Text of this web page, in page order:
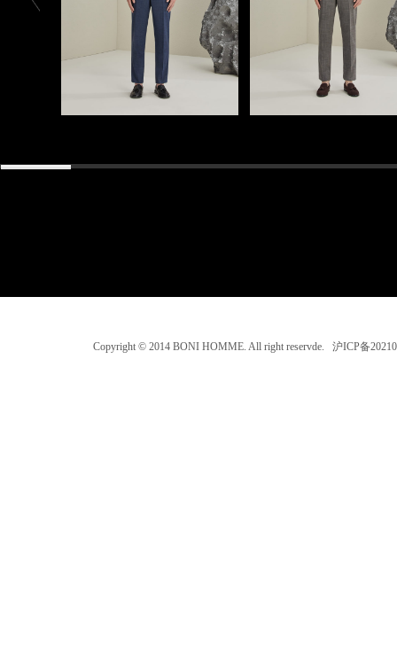
Copyright © 2014 BONI HOMME. All right reservde. 沪ICP备